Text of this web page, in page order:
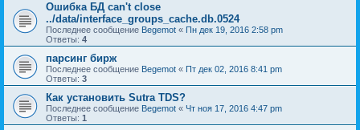
Ошибка БД can't close
../data/interface_groups_cache.db.0524
Последнее сообщение Begemot « Пн дек 19, 2016 2:58 pm
Ответы: 4
парсинг бирж
Последнее сообщение Begemot « Пт дек 02, 2016 8:41 pm
Ответы: 3
Как установить Sutra TDS?
Последнее сообщение Begemot « Чт ноя 17, 2016 4:47 pm
Ответы: 1